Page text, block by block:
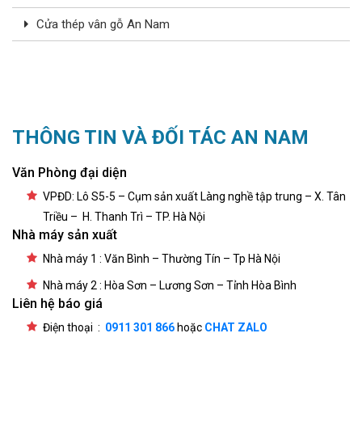
Cửa thép vân gỗ An Nam
THÔNG TIN VÀ ĐỐI TÁC AN NAM
Văn Phòng đại diện
VPĐD: Lô S5-5 – Cụm sản xuất Làng nghề tập trung – X. Tân
Triều – H. Thanh Trì – TP. Hà Nội
Nhà máy sản xuất
Nhà máy 1 : Văn Bình – Thường Tín – Tp Hà Nội
Nhà máy 2 : Hòa Sơn – Lương Sơn – Tỉnh Hòa Bình
Liên hệ báo giá
Điện thoại : 0911 301 866 hoặc CHAT ZALO